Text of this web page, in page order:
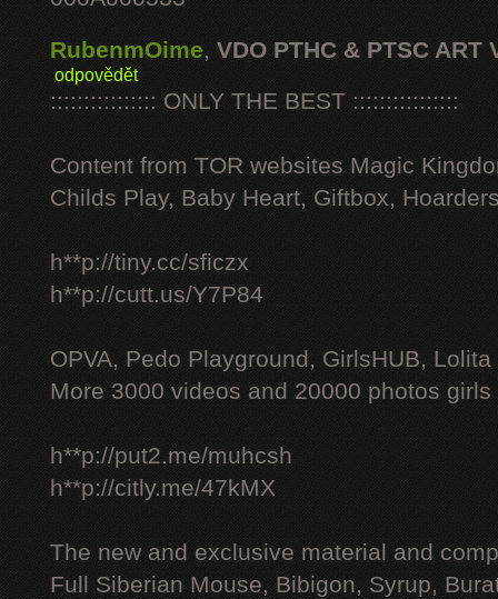
RubenmOime, VDO PTHC & PTSC ART
odpovědět
:::::::::::::::: ONLY THE BEST ::::::::::::::::
Content from TOR websites Magic
Childs Play, Baby Heart, Giftbox,
h**p://tiny.cc/sficzx
h**p://cutt.us/Y7P84
OPVA, Pedo Playground, GirlsHUB, Lolita
More 3000 videos and 20000 photos
h**p://put2.me/muhcsh
h**p://citly.me/47kMX
The new and exclusive material and
Full Siberian Mouse, Bibigon, Syrup,